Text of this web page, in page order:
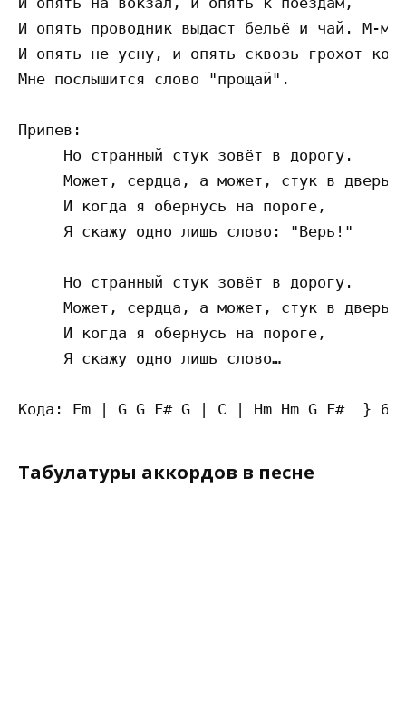
И опять проводник выдаст бельё и чай. М-
И опять не усну, и опять сквозь грохот
Мне послышится слово "прощай".
Припев:
     Но странный стук зовёт в дорогу.
     Может, сердца, а может, стук в дверь.
     И когда я обернусь на пороге,
     Я скажу одно лишь слово: "Верь!"
     Но странный стук зовёт в дорогу.
     Может, сердца, а может, стук в дверь.
     И когда я обернусь на пороге,
     Я скажу одно лишь слово…
Табулатуры аккордов в песне